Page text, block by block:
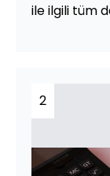
ile ilgili tüm
2